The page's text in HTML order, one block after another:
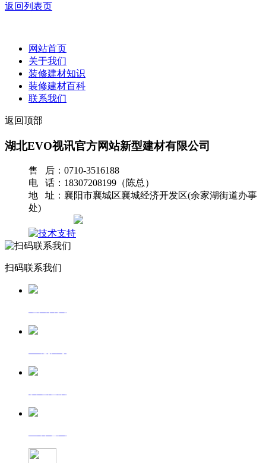
返回列表页
网站首页
关于我们
装修建材知识
装修建材百科
联系我们
返回顶部
湖北EVO视讯官方网站新型建材有限公司
售 后：0710-3516188
电 话：18307208199（陈总）
地 址：襄阳市襄城区襄城经济开发区(余家湖街道办事
处)
扫码联系我们